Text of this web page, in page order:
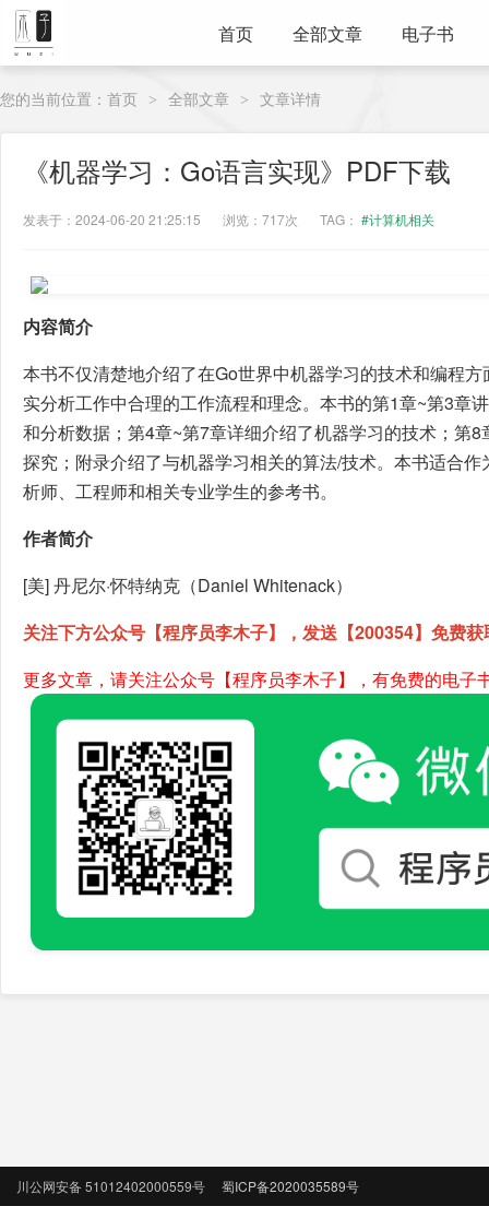
首页 全部文章 电子书
您的当前位置： 首页 > 全部文章 > 文章详情
《机器学习：Go语言实现》PDF下载
发表于：2024-06-20 21:25:15 浏览：717次 TAG： #计算机相关
内容简介
本书不仅清楚地介绍了在Go世界中机器学习的技术和编程
实分析工作中合理的工作流程和理念。本书的第1章~第3章
和分析数据；第4章~第7章详细介绍了机器学习的技术；第
探究；附录介绍了与机器学习相关的算法/技术。本书适合
析师、工程师和相关专业学生的参考书。
作者简介
[美] 丹尼尔·怀特纳克（Daniel Whitenack）
关注下方公众号【程序员李木子】，发送【200354】免费获
更多文章，请关注公众号【程序员李木子】，有免费的电子
川公网安备 51012402000559号 蜀ICP备2020035589号